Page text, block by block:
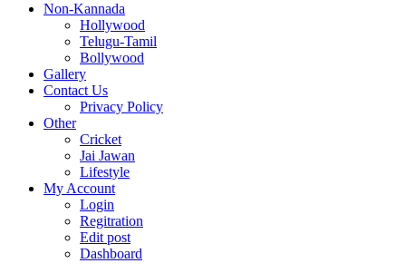
Non-Kannada
Hollywood
Telugu-Tamil
Bollywood
Gallery
Contact Us
Privacy Policy
Other
Cricket
Jai Jawan
Lifestyle
My Account
Login
Regitration
Edit post
Dashboard